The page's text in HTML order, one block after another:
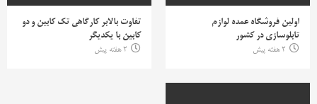
اولین فروشگاه عمده لوازم
تابلوسازی در کشور
2 هفته پیش
تفاوت بالابر کارگاهی تک کابین و دو
کابین با یکدیگر
2 هفته پیش